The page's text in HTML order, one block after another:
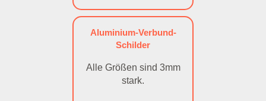
Aluminium-Verbund-
Schilder
Alle Größen sind 3mm
stark.